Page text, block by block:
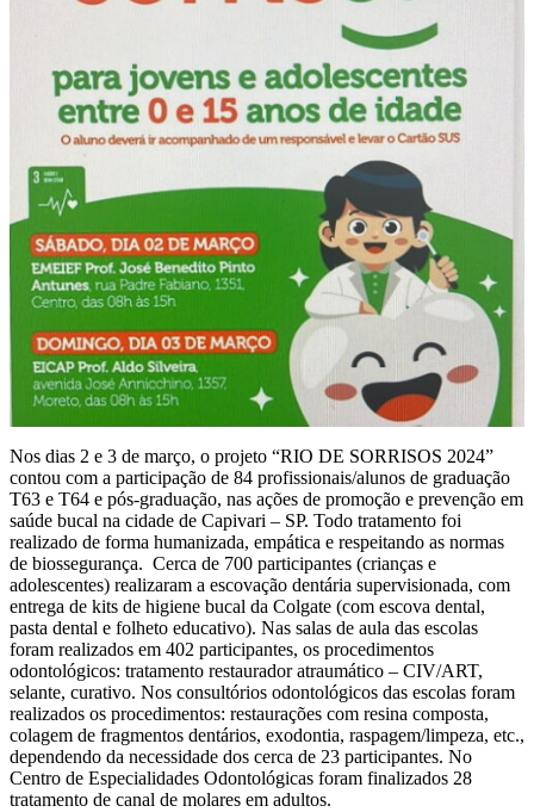
Nos dias 2 e 3 de março, o projeto “RIO DE SORRISOS 2024”
contou com a participação de 84 profissionais/alunos de graduação
T63 e T64 e pós-graduação, nas ações de promoção e prevenção em
saúde bucal na cidade de Capivari – SP. Todo tratamento foi
realizado de forma humanizada, empática e respeitando as normas
de biossegurança. Cerca de 700 participantes (crianças e
adolescentes) realizaram a escovação dentária supervisionada, com
entrega de kits de higiene bucal da Colgate (com escova dental,
pasta dental e folheto educativo). Nas salas de aula das escolas
foram realizados em 402 participantes, os procedimentos
odontológicos: tratamento restaurador atraumático – CIV/ART,
selante, curativo. Nos consultórios odontológicos das escolas foram
realizados os procedimentos: restaurações com resina composta,
colagem de fragmentos dentários, exodontia, raspagem/limpeza, etc.,
dependendo da necessidade dos cerca de 23 participantes. No
Centro de Especialidades Odontológicas foram finalizados 28
tratamento de canal de molares em adultos.